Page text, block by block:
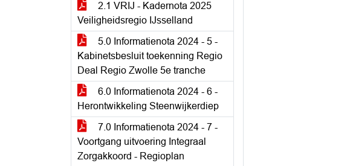
2.1 VRIJ - Kadernota 2025
Veiligheidsregio IJsselland
5.0 Informatienota 2024 - 5 -
Kabinetsbesluit toekenning Regio
Deal Regio Zwolle 5e tranche
6.0 Informatienota 2024 - 6 -
Herontwikkeling Steenwijkerdiep
7.0 Informatienota 2024 - 7 -
Voortgang uitvoering Integraal
Zorgakkoord - Regioplan